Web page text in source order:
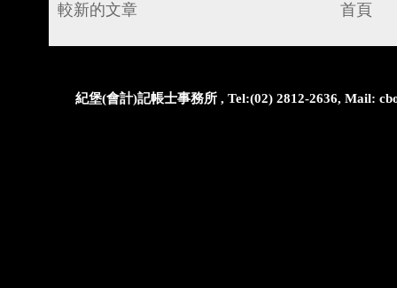
較新的文章 首頁
紀堡(會計)記帳士事務所 , Tel:(02) 2812-2636, Mail: